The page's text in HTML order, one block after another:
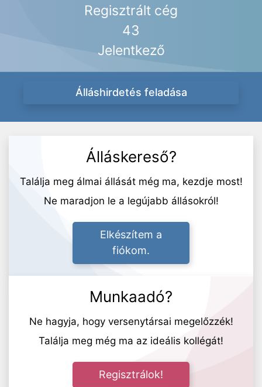
Regisztrált cég
43
Jelentkező
Álláshirdetés feladása
Álláskereső?
Találja meg álmai állását még ma, kezdje most!
Ne maradjon le a legújabb állásokról!
Elkészítem a
fiókom.
Munkaadó?
Ne hagyja, hogy versenytársai megelőzzék!
Találja meg még ma az ideális kollégát!
Regisztrálok!